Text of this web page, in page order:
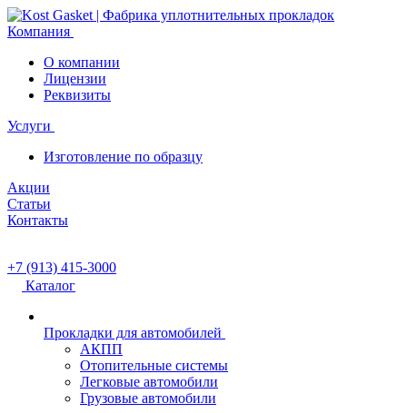
Компания
О компании
Лицензии
Реквизиты
Услуги
Изготовление по образцу
Акции
Статьи
Контакты
+7 (913) 415-3000
Каталог
Прокладки для автомобилей
АКПП
Отопительные системы
Легковые автомобили
Грузовые автомобили